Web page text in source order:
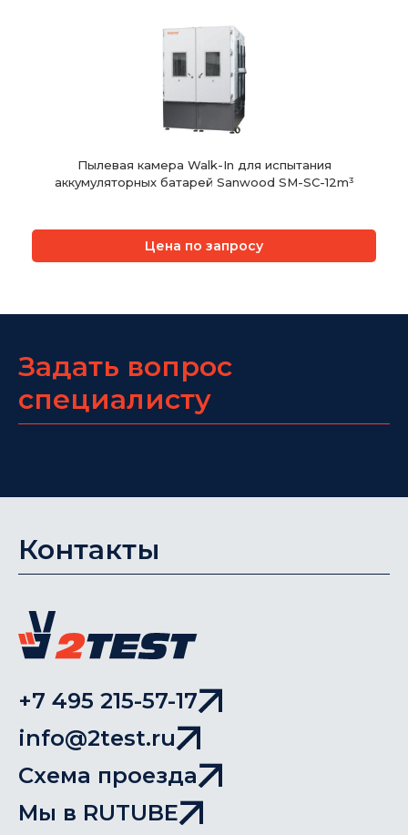
Пылевая камера Walk-In для испытания
аккумуляторных батарей Sanwood SM-SC-12m³
Цена по запросу
Задать вопрос
специалисту
Контакты
+7 495 215-57-17
info@2test.ru
Схема проезда
Мы в RUTUBE